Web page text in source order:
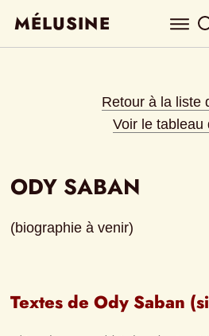
MÉLUSINE
Retour à la liste
Voir le tableau
ODY SABAN
(biographie à venir)
Textes de Ody Saban